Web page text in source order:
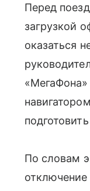
Перед
загрузкой
оказаться
По словам